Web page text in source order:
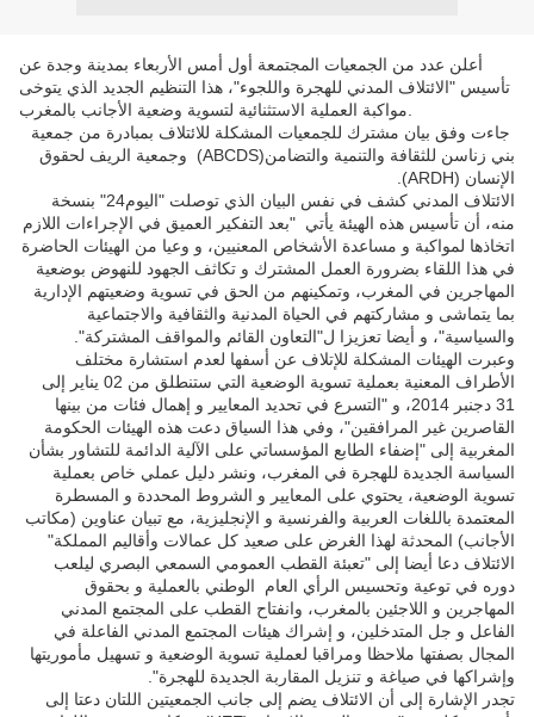
أعلن عدد من الجمعيات المجتمعة أول أمس الأربعاء بمدينة وجدة عن
تأسيس "الائتلاف المدني للهجرة واللجوء"، هذا التنظيم الجديد الذي يتوخى
جاءت وفق بيان مشترك للجمعيات المشكلة للائتلاف بمبادرة من جمعية
بني زناسن للثقافة والتنمية والتضامن(ABCDS)
وجمعية الريف لحقوق
الإنسان (ARDH
).
الائتلاف المدني كشف في نفس البيان الذي توصلت "اليوم24" بنسخة
منه، أن تأسيس هذه الهيئة يأتي "بعد التفكير العميق في الإجراءات اللازم
اتخاذها لمواكبة و مساعدة الأشخاص المعنيين، و وعيا من الهيئات الحاضرة
في هذا اللقاء بضرورة العمل المشترك و تكاثف الجهود للنهوض بوضعية
المهاجرين في المغرب، وتمكينهم من الحق في تسوية وضعيتهم الإدارية
بما يتماشى و مشاركتهم في الحياة المدنية والثقافية والاجتماعية
والسياسية"، و أيضا تعزيزا ل"التعاون القائم والمواقف المشتركة".
وعبرت الهيئات المشكلة للإتلاف عن أسفها لعدم استشارة مختلف
الأطراف المعنية بعملية تسوية الوضعية التي ستنطلق من 02 يناير إلى
31 دجنبر 2014، و "التسرع في تحديد المعايير و إهمال فئات من بينها
القاصرين غير المرافقين"، وفي هذا السياق دعت هذه الهيئات الحكومة
المغربية إلى "إضفاء الطابع المؤسساتي على الآلية الدائمة للتشاور بشأن
السياسة الجديدة للهجرة في المغرب، ونشر دليل عملي خاص بعملية
تسوية الوضعية، يحتوي على المعايير و الشروط المحددة و المسطرة
المعتمدة باللغات العربية والفرنسية و الإنجليزية، مع تبيان عناوين (مكاتب
الأجانب) المحدثة لهذا الغرض على صعيد كل عمالات وأقاليم المملكة"
الائتلاف دعا أيضا إلى "تعبئة القطب العمومي السمعي البصري ليلعب
دوره في توعية وتحسيس الرأي العام الوطني بالعملية و بحقوق
المهاجرين و اللاجئين بالمغرب، وانفتاح القطب على المجتمع المدني
الفاعل و جل المتدخلين، و إشراك هيئات المجتمع المدني الفاعلة في
المجال بصفتها ملاحظا ومراقبا لعملية تسوية الوضعية و تسهيل مأموريتها
وإشراكها في صياغة و تنزيل المقاربة الجديدة للهجرة".
تجدر الإشارة إلى أن الائتلاف يضم إلى جانب الجمعيتين اللتان دعتا إلى